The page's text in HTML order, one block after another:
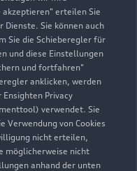
erteilen Sie
Sie können auch
Sie die Schieberegler für
und diese Einstellungen
und fortfahren"
anklicken, werden
Ensighten Privacy
verwendet. Sie
von Cookies
nicht erteilen,
möglicherweise nicht
anhand der unten